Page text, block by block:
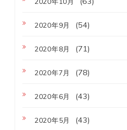
2020年9月 (54)
2020年8月 (71)
2020年7月 (78)
2020年6月 (43)
2020年5月 (43)